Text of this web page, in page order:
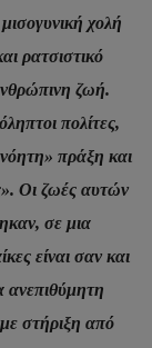
χολή
ρατσιστικό
ζωή.
πολίτες,
πράξη και
Οι ζωές αυτών
σε μια
είναι σαν και
ανεπιθύμητη
στήριξη από